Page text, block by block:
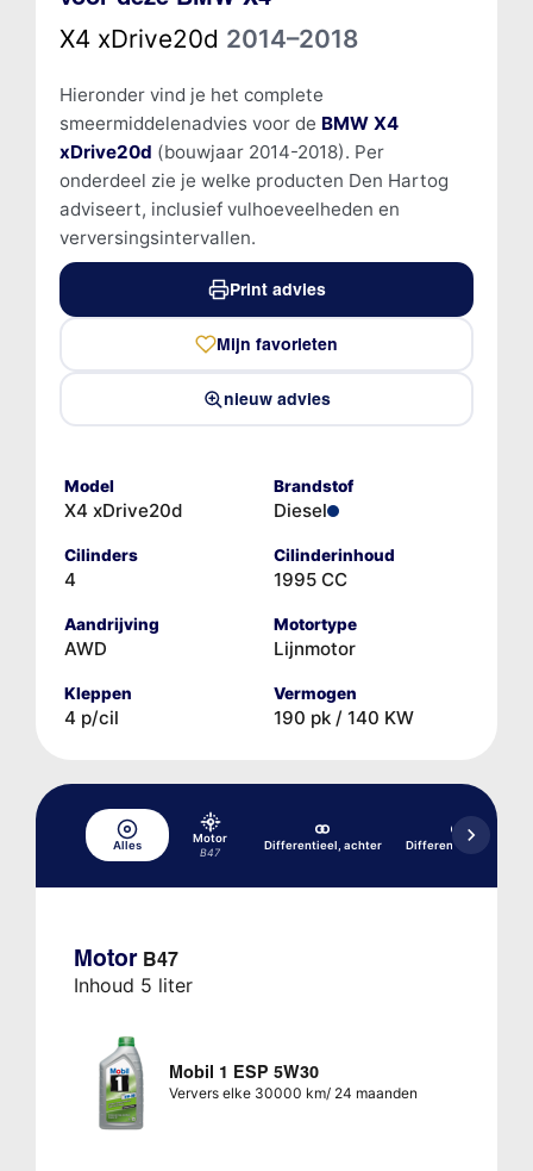
X4 xDrive20d 2014–2018
Hieronder vind je het complete
smeermiddelenadvies voor de BMW X4
xDrive20d (bouwjaar 2014-2018). Per
onderdeel zie je welke producten Den Hartog
adviseert, inclusief vulhoeveelheden en
verversingsintervallen.
Print advies
Mijn favorieten
nieuw advies
Model
X4 xDrive20d
Brandstof
Diesel
Cilinders
4
Cilinderinhoud
1995 CC
Aandrijving
AWD
Motortype
Lijnmotor
Kleppen
4 p/cil
Vermogen
190 pk / 140 KW
Alles
Motor
B47
Differentieel, achter Differentieel, voor
Motor B47
Inhoud 5 liter
Mobil 1 ESP 5W30
Ververs elke 30000 km/ 24 maanden